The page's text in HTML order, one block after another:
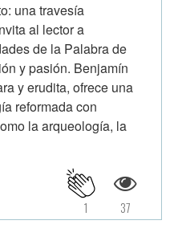
una travesía
al lector a
de la Palabra de
y pasión. Benjamín
y erudita, ofrece una
reformada con
la arqueología, la
37
1